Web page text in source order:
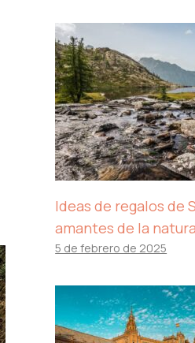
Ideas de regalos de
amantes de la
5 de febrero de 2025